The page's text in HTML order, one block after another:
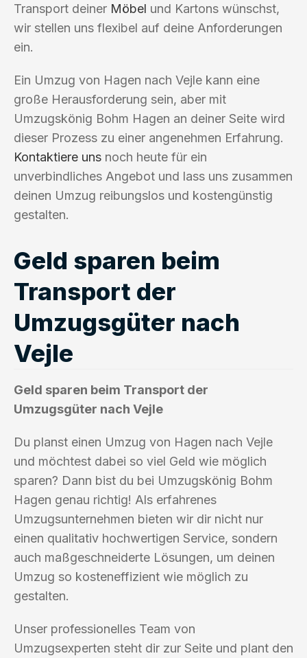
Transport deiner Möbel und Kartons wünschst,
wir stellen uns flexibel auf deine Anforderungen
ein.
Ein Umzug von Hagen nach Vejle kann eine
große Herausforderung sein, aber mit
Umzugskönig Bohm Hagen an deiner Seite wird
dieser Prozess zu einer angenehmen Erfahrung.
Kontaktiere uns noch heute für ein
unverbindliches Angebot und lass uns zusammen
deinen Umzug reibungslos und kostengünstig
gestalten.
Geld sparen beim
Transport der
Umzugsgüter nach
Vejle
Geld sparen beim Transport der
Umzugsgüter nach Vejle
Du planst einen Umzug von Hagen nach Vejle
und möchtest dabei so viel Geld wie möglich
sparen? Dann bist du bei Umzugskönig Bohm
Hagen genau richtig! Als erfahrenes
Umzugsunternehmen bieten wir dir nicht nur
einen qualitativ hochwertigen Service, sondern
auch maßgeschneiderte Lösungen, um deinen
Umzug so kosteneffizient wie möglich zu
gestalten.
Unser professionelles Team von
Umzugsexperten steht dir zur Seite und plant den